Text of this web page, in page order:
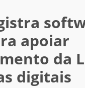
apoiar
da
digitais